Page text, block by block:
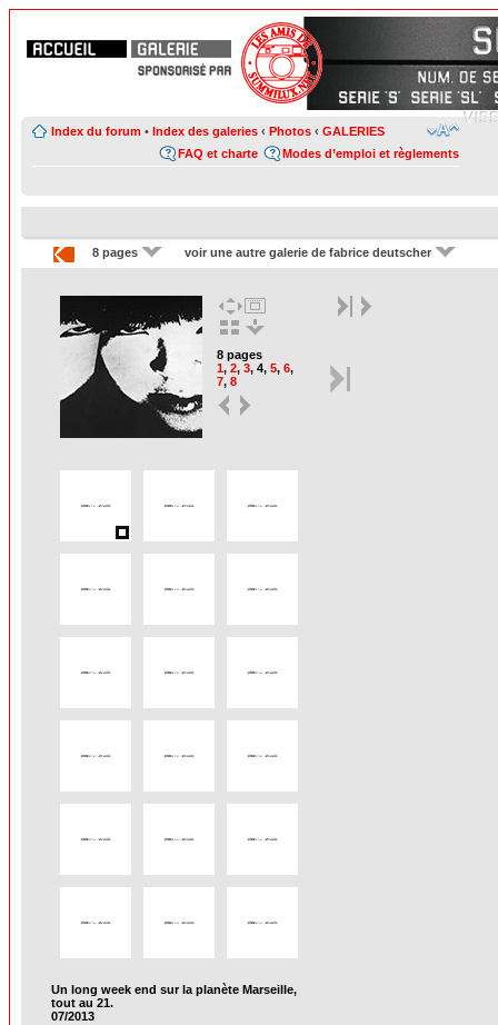
Index du forum • Index des galeries ‹ Photos ‹ GALERIES
Modes d’emploi et règlements
FAQ et charte
8 pages voir une autre galerie de fabrice deutscher
8 pages
1, 2, 3, 4, 5, 6,
7, 8
Un long week end sur la planète Marseille,
tout au 21.
07/2013